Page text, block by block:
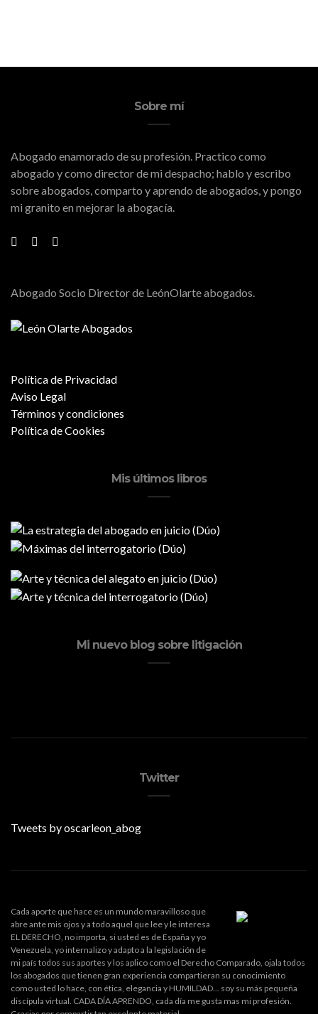
Sobre mí
Abogado enamorado de su profesión. Practico como
abogado y como director de mi despacho; hablo y escribo
sobre abogados, comparto y aprendo de abogados, y pongo
mi granito en mejorar la abogacía.
Abogado Socio Director de LeónOlarte abogados.
Política de Privacidad
Aviso Legal
Términos y condiciones
Política de Cookies
Mis últimos libros
Mi nuevo blog sobre litigación
Twitter
Tweets by oscarleon_abog
Cada aporte que hace es un mundo maravilloso que
abre ante mis ojos y a todo aquel que lee y le interesa
EL DERECHO, no importa, si usted es de España y yo
Venezuela, yo internalizo y adapto a la legislación de
mi país todos sus aportes y los aplico como el Derecho Comparado, ojala todos
los abogados que tienen gran experiencia compartieran su conocimiento
como usted lo hace, con ética, elegancia y HUMILDAD... soy su más pequeña
discípula virtual. CADA DÍA APRENDO, cada día me gusta mas mi profesión.